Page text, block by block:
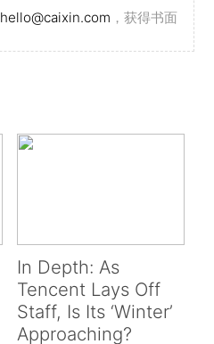
hello@caixin.com ，获得书面
In Depth: As
Tencent Lays Off
Staff, Is Its ‘Winter’
Approaching?